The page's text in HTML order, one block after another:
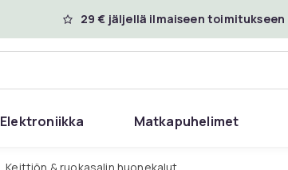
29 € jäljellä ilmaiseen toimitukseen
Elektroniikka Matkapuhelimet